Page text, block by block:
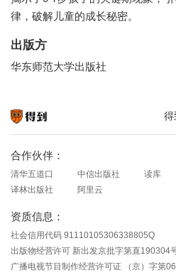
律，破解儿童的成长秘密。
出版方
华东师范大学出版社
得
合作伙伴：
清华五道口 中信出版社 读库
译林出版社
阿里云
资质信息：
社会信用代码 91110105306338805Q
出版物经营许可 新出发京批字第直190304
广播电视节目制作经营许可证 （京）字第